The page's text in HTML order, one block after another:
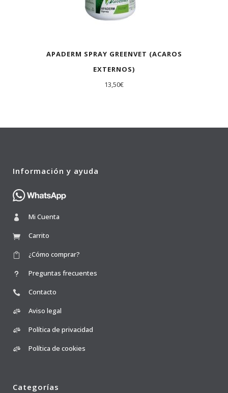
APADERM SPRAY GREENVET (ACAROS
EXTERNOS)
13,50€
Información y ayuda
Mi Cuenta
Carrito
¿Cómo comprar?
Preguntas frecuentes
Contacto
Aviso legal
Política de privacidad
Política de cookies
Categorías